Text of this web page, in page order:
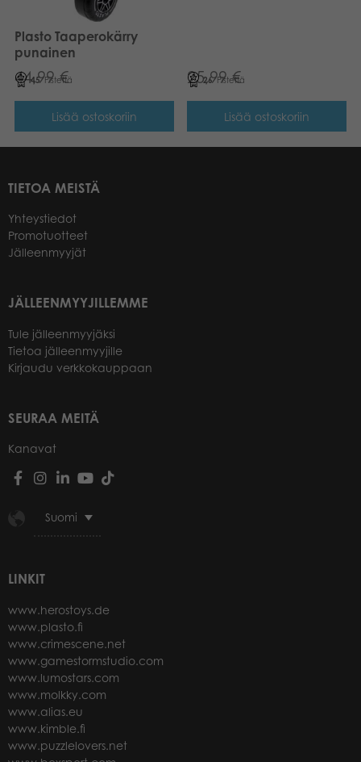
Plasto Taaperokärry
punainen
44,99€
45 Pistettä
Lisää ostoskoriin
25,99€
26 Pistettä
Lisää ostoskoriin
TIETOA MEISTÄ
Yhteystiedot
Promotuotteet
Jälleenmyyjät
JÄLLEENMYYJILLEMME
Tule jälleenmyyjäksi
Tietoa jälleenmyyjille
Kirjaudu verkkokauppaan
SEURAA MEITÄ
Kanavat
Suomi
LINKIT
www.herostoys.de
www.plasto.fi
www.crimescene.net
www.gamestormstudio.com
www.lumostars.com
www.molkky.com
www.alias.eu
www.kimble.fi
www.puzzlelovers.net